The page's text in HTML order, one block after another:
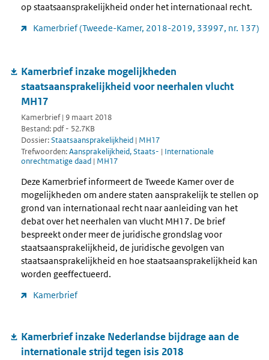
op staatsaansprakelijkheid onder het internationaal recht.
Kamerbrief (Tweede-Kamer, 2018-2019, 33997, nr. 137)
Kamerbrief inzake mogelijkheden
staatsaansprakelijkheid voor neerhalen vlucht
MH17
Kamerbrief | 9 maart 2018
Bestand: pdf - 52.7KB
Dossier:Staatsaansprakelijkheid | MH17
Trefwoorden:Aansprakelijkheid, Staats- | Internationale
onrechtmatige daad | MH17
Deze Kamerbrief informeert de Tweede Kamer over de
mogelijkheden om andere staten aansprakelijk te stellen op
grond van internationaal recht naar aanleiding van het
debat over het neerhalen van vlucht MH17. De brief
bespreekt onder meer de juridische grondslag voor
staatsaansprakelijkheid, de juridische gevolgen van
staatsaansprakelijkheid en hoe staatsaansprakelijkheid kan
worden geeffectueerd.
Kamerbrief
Kamerbrief inzake Nederlandse bijdrage aan de
internationale strijd tegen isis 2018